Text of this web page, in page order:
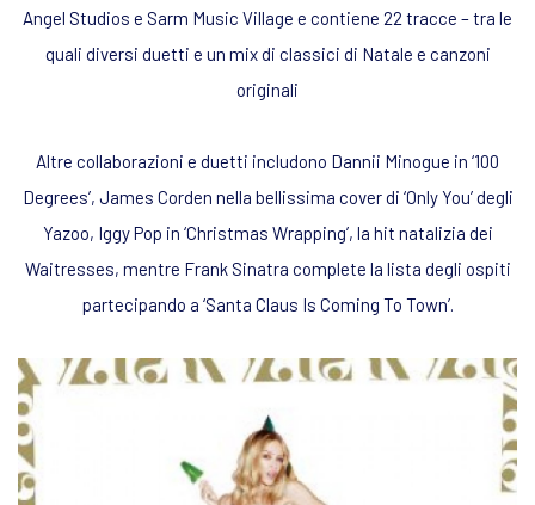
Angel Studios e Sarm Music Village e contiene 22 tracce – tra le
quali diversi duetti e un mix di classici di Natale e canzoni
originali
Altre collaborazioni e duetti includono Dannii Minogue in ‘100
Degrees’, James Corden nella bellissima cover di ‘Only You’ degli
Yazoo, Iggy Pop in ‘Christmas Wrapping’, la hit natalizia dei
Waitresses, mentre Frank Sinatra complete la lista degli ospiti
partecipando a ‘Santa Claus Is Coming To Town’.